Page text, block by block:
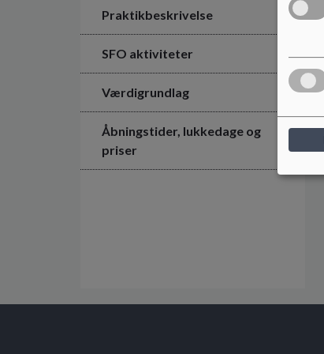
Praktikbeskrivelse
SFO aktiviteter
Værdigrundlag
Åbningstider, lukkedage og
priser